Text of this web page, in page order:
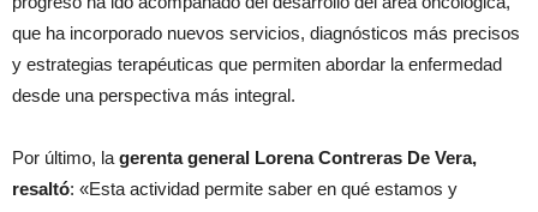
que ha incorporado nuevos servicios, diagnósticos más precisos
y estrategias terapéuticas que permiten abordar la enfermedad
desde una perspectiva más integral.
Por último, la gerenta general Lorena Contreras De Vera,
resaltó: «Esta actividad permite saber en qué estamos y